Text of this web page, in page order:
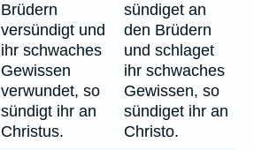
Brüdern
versündigt und
ihr schwaches
Gewissen
verwundet, so
sündigt ihr an
Christus.
sündiget an
den Brüdern
und schlaget
ihr schwaches
Gewissen, so
sündiget ihr an
Christo.